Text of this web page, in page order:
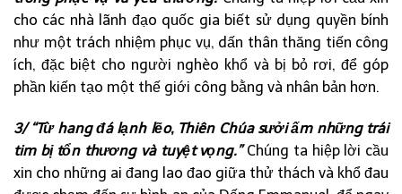
cho các nhà lãnh đạo quốc gia biết sử dụng quyền bính
như một trách nhiệm phục vụ, dấn thân thăng tiến công
ích, đặc biệt cho người nghèo khổ và bị bỏ rơi, để góp
phần kiến tạo một thế giới công bằng và nhân bản hơn.
3/ “Từ hang đá lạnh lẽo, Thiên Chúa sưởi ấm những trái
tim bị tổn thương và tuyệt vọng.”Chúng ta hiệp lời cầu
xin cho những ai đang lao đao giữa thử thách và khổ đau